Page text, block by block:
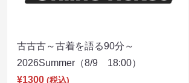
古古古～古着を語る90分～
2026Summer（8/9 18:00）
¥1300 (税込)